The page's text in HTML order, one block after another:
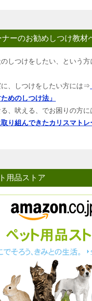
ナーのお勧めしつけ教材
しつけをしたい、という
、しつけをしたい方には⇒
めのしつけ法」
、吠える、でお困りの方
り組んできたカリスマト
用品ストア